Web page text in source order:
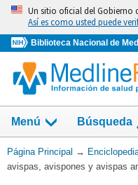
Omita
vaya
al
Contenido
Un sitio oficial del Gobierno
Así es como usted puede
Biblioteca Nacional de
Menú Búsqueda
Usted
está
Página Principal →
avispas, avispones y avispas